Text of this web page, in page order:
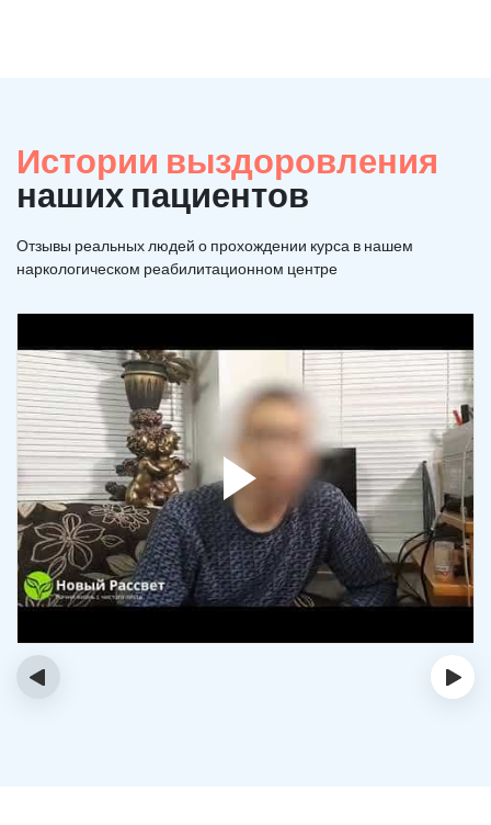
Истории выздоровления
наших пациентов
Отзывы реальных людей о прохождении курса в нашем
наркологическом реабилитационном центре
‹ ›